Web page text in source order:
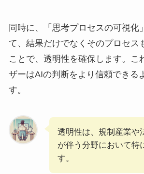
同時に、「思考プロセスの可視化
て、結果だけでなくそのプロセス
ことで、透明性を確保します。こ
ザーはAIの判断をより信頼できる
す。
透明性は、規制産業や
が伴う分野において特
す。